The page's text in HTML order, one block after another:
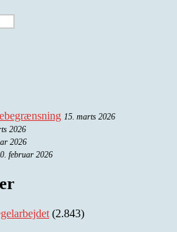
15. marts 2026
2026
2026
februar 2026
(2.843)